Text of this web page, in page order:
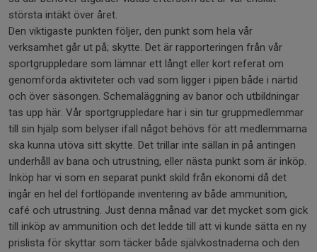
största intäkt över året.
Den viktigaste punkten följer, den punkt som hela vår
verksamhet går ut på; skytte. Det är rapporteringen från vår
sportgruppledare som lämnar ett långt eller kort referat om
genomförda aktiviteter och vad som ligger i pipen både i närtid
och över säsongen. Schemaläggning av banor och utbildningar
tas upp här. Vår sportgruppledare har i sin tur gruppmedlemmar
till sin hjälp som belyser ifall något behövs för att medlemmarna
ska kunna utöva sitt skytte. Det trillar inte sällan in på antingen
underhåll av bana och utrustning, eller nästa punkt som är inköp.
Inköp har vi som en separat punkt skild från ekonomi då det
ingår en hel del fortlöpande inventering av både ammunition,
café och utrustning. Just denna månad var det mycket som gick
till inköp av ammunition och det ledde till att vi kunde sätta en ny
prislista för skyttar som täcker både självkostnaderna och den